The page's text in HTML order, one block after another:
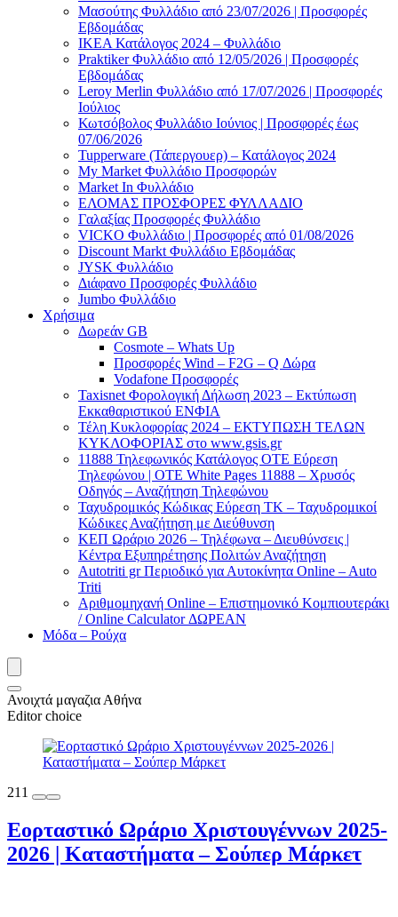
Μασούτης Φυλλάδιο από 23/07/2026 | Προσφορές
Εβδομάδας
ΙΚΕΑ Κατάλογος 2024 – Φυλλάδιο
Praktiker Φυλλάδιο από 12/05/2026 | Προσφορές
Εβδομάδας
Leroy Merlin Φυλλάδιο από 17/07/2026 | Προσφορές
Ιούλιος
Κωτσόβολος Φυλλάδιο Ιούνιος | Προσφορές έως
07/06/2026
Tupperware (Τάπεργουερ) – Κατάλογος 2024
My Market Φυλλάδιο Προσφορών
Market In Φυλλάδιο
ΕΛΟΜΑΣ ΠΡΟΣΦΟΡΕΣ ΦΥΛΛΑΔΙΟ
Γαλαξίας Προσφορές Φυλλάδιο
VICKO Φυλλάδιο | Προσφορές από 01/08/2026
Discount Markt Φυλλάδιο Εβδομάδας
JYSK Φυλλάδιο
Διάφανο Προσφορές Φυλλάδιο
Jumbo Φυλλάδιο
Χρήσιμα
Δωρεάν GB
Cosmote – Whats Up
Προσφορές Wind – F2G – Q Δώρα
Vodafone Προσφορές
Taxisnet Φορολογική Δήλωση 2023 – Εκτύπωση
Εκκαθαριστικού EΝΦΙΑ
Τέλη Kυκλοφορίας 2024 – ΕΚΤΥΠΩΣΗ ΤΕΛΩΝ
ΚΥΚΛΟΦΟΡΙΑΣ στο www.gsis.gr
11888 Τηλεφωνικός Κατάλογος ΟΤΕ Εύρεση
Τηλεφώνου | OTE White Pages 11888 – Χρυσός
Οδηγός – Αναζήτηση Τηλεφώνου
Ταχυδρομικός Κώδικας Εύρεση ΤΚ – Ταχυδρομικοί
Κώδικες Αναζήτηση με Διεύθυνση
ΚΕΠ Ωράριο 2026 – Τηλέφωνα – Διευθύνσεις |
Κέντρα Εξυπηρέτησης Πολιτών Αναζήτηση
Autotriti gr Περιοδικό για Αυτοκίνητα Online – Auto
Triti
Αριθμομηχανή Online – Επιστημονικό Κομπιουτεράκι
/ Online Calculator ΔΩΡΕΑΝ
Μόδα – Ρούχα
Ανοιχτά μαγαζια Αθήνα
Editor choice
211
Εορταστικό Ωράριο Χριστουγέννων 2025-
2026 | Καταστήματα – Σούπερ Μάρκετ